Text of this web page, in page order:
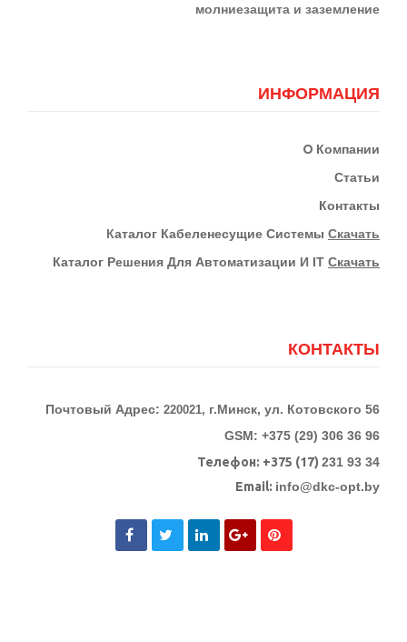
молниезащита и заземление
ИНФОРМАЦИЯ
О Компании
Статьи
Контакты
КАталог Кабеленесущие Системы Скачать
Каталог Решения Для Автоматизации И IT Скачать
КОНТАКТЫ
Почтовый Адрес: 220021, г.Минск, ул. Котовского 56
GSM: +375 (29) 306 36 96
Телефон: +375 (17) 231 93 34
Email: info@dkc-opt.by